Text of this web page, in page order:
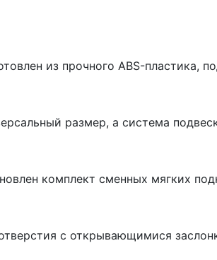
из прочного ABS-пластика,
размер, а система
комплект сменных мягких
с открывающимися